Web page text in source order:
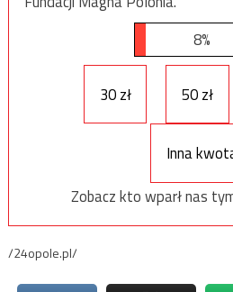
8%
30 zł 50 zł
Inna
Zobacz kto wparł nas
/24opole.pl/